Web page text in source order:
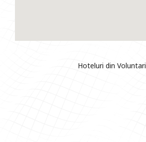
Hoteluri din Voluntari